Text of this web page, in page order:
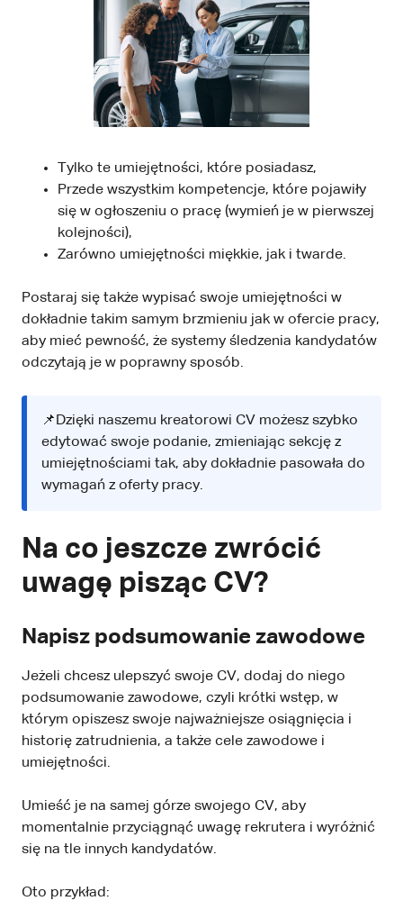
Tylko te umiejętności, które posiadasz,
Przede wszystkim kompetencje, które pojawiły
się w ogłoszeniu o pracę (wymień je w pierwszej
kolejności),
Zarówno umiejętności miękkie, jak i twarde.
Postaraj się także wypisać swoje umiejętności w
dokładnie takim samym brzmieniu jak w ofercie pracy,
aby mieć pewność, że systemy śledzenia kandydatów
odczytają je w poprawny sposób.
📌Dzięki naszemu kreatorowi CV możesz szybko
edytować swoje podanie, zmieniając sekcję z
umiejętnościami tak, aby dokładnie pasowała do
wymagań z oferty pracy.
Na co jeszcze zwrócić
uwagę pisząc CV?
Napisz podsumowanie zawodowe
Jeżeli chcesz ulepszyć swoje CV, dodaj do niego
podsumowanie zawodowe, czyli krótki wstęp, w
którym opiszesz swoje najważniejsze osiągnięcia i
historię zatrudnienia, a także cele zawodowe i
umiejętności.
Umieść je na samej górze swojego CV, aby
momentalnie przyciągnąć uwagę rekrutera i wyróżnić
się na tle innych kandydatów.
Oto przykład: